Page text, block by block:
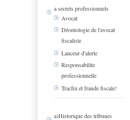
a secrets professionnels
Avocat
Déontologie de l'avocat
fiscaliste
Lanceur d'alerte
Responsabilite
professionnelle
Tracfin et fraude fiscale!
a)Historique des tribunes